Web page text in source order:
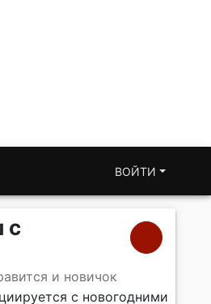
ВОЙТИ
с
и новичок
с новогодними